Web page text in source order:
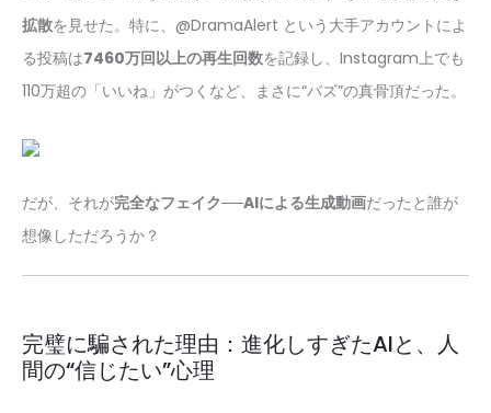
拡散を見せた。特に、@DramaAlert という大手アカウントによ
る投稿は7460万回以上の再生回数を記録し、Instagram上でも
110万超の「いいね」がつくなど、まさに“バズ”の真骨頂だった。
だが、それが完全なフェイク──AIによる生成動画だったと誰が
想像しただろうか？
完璧に騙された理由：進化しすぎたAIと、人
間の“信じたい”心理